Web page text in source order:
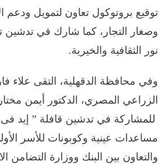
توقيع بروتوكول تعاون لتمويل ودعم
وصغار التجار، كما شارك في
نور الثقافية والخيرية.
وفي محافظة الدقهلية، التقى علاء
الزراعي المصري، الدكتور أيمن
للمشاركة في تدشين قافلة ” إيد فى
مساعدات عينية وكوبونات للأسر
والتعاون بين البنك ووزارة التضامن